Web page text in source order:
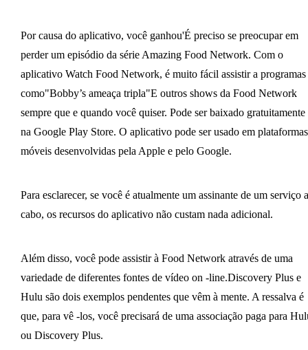
Por causa do aplicativo, você ganhou'É preciso se preocupar em
perder um episódio da série Amazing Food Network. Com o
aplicativo Watch Food Network, é muito fácil assistir a programas
como"Bobby’s ameaça tripla"E outros shows da Food Network
sempre que e quando você quiser. Pode ser baixado gratuitamente
na Google Play Store. O aplicativo pode ser usado em plataformas
móveis desenvolvidas pela Apple e pelo Google.
Para esclarecer, se você é atualmente um assinante de um serviço a
cabo, os recursos do aplicativo não custam nada adicional.
Além disso, você pode assistir à Food Network através de uma
variedade de diferentes fontes de vídeo on -line.Discovery Plus e
Hulu são dois exemplos pendentes que vêm à mente. A ressalva é
que, para vê -los, você precisará de uma associação paga para
ou Discovery Plus.